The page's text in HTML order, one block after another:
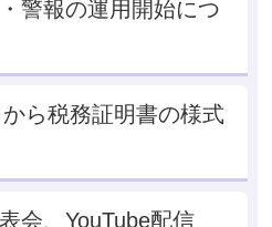
警報の運用開始につ
ら税務証明書の様式
会、YouTube配信